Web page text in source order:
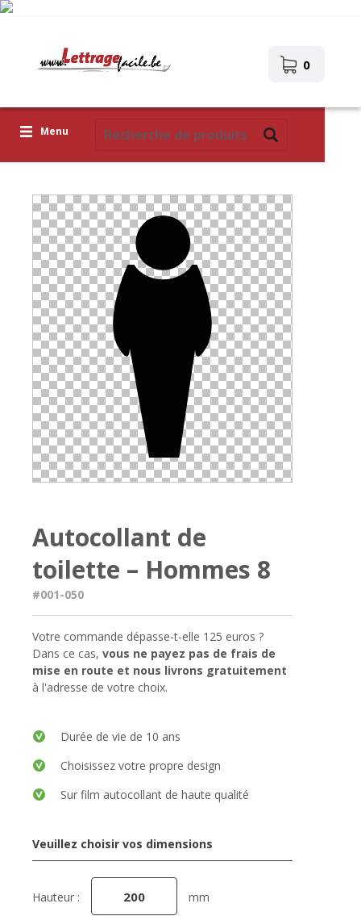
0
Menu
Pictogrammes
Images autocollantes
Téléchargez votre propre conception
Corona Covid-19
Autocollant de
toilette – Hommes 8
#001-050
Votre commande dépasse-t-elle 125 euros ?
Dans ce cas,vous ne payez pas de frais de
mise en route et nous livrons gratuitement
à l'adresse de votre choix.
Durée de vie de 10 ans
Choisissez votre propre design
Sur film autocollant de haute qualité
Veuillez choisir vos dimensions
Hauteur : mm